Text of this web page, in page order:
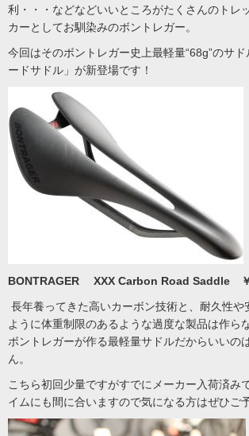
利・・・などなどいいところがたくさんのトレ
カーとしてお馴染みのボントレガー。
今回はそのボントレガー史上最軽量“68g”のサ
ードサドル」が新登場です！
BONTRAGER XXX Carbon Road Saddle
長年養ってきた高いカーボン技術と、耐久性や
ように体重制限のあるような過度な製品は作ら
ボントレガーが作る最軽量サドルだからいいの
ん。
こちら初回少量ですがすでにメーカー入荷済み
イムにも間に合いますので気になる方はぜひご